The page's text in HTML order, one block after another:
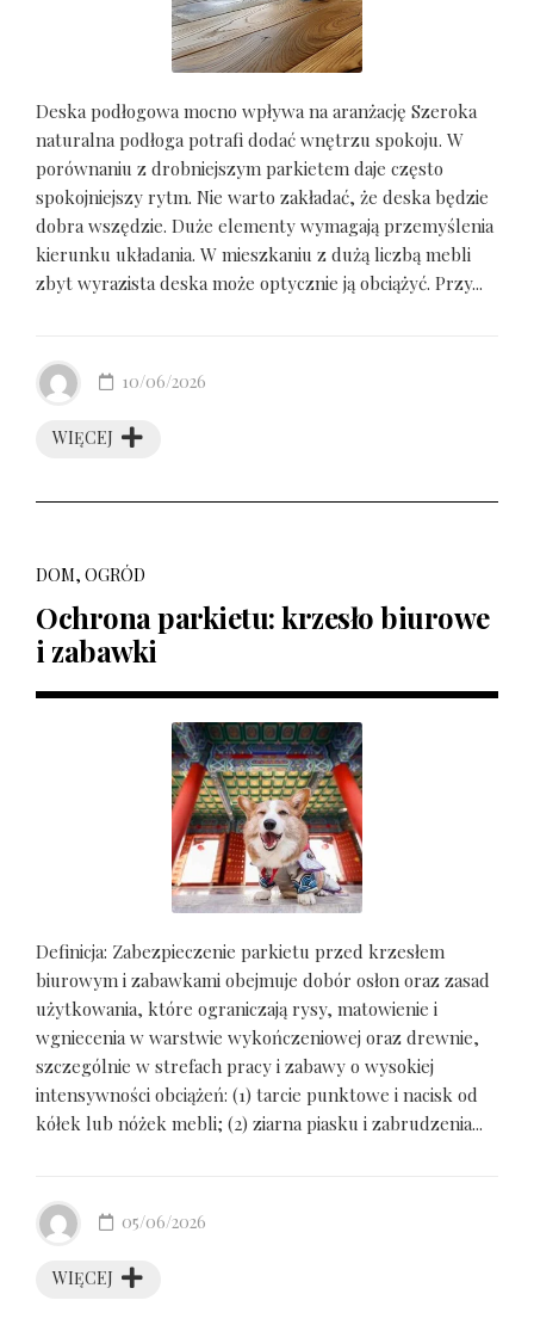
Deska podłogowa mocno wpływa na aranżację Szeroka
naturalna podłoga potrafi dodać wnętrzu spokoju. W
porównaniu z drobniejszym parkietem daje często
spokojniejszy rytm. Nie warto zakładać, że deska będzie
dobra wszędzie. Duże elementy wymagają przemyślenia
kierunku układania. W mieszkaniu z dużą liczbą mebli
zbyt wyrazista deska może optycznie ją obciążyć. Przy...
WIĘCEJ
10/06/2026
DOM, OGRÓD
Ochrona parkietu: krzesło biurowe
i zabawki
Definicja: Zabezpieczenie parkietu przed krzesłem
biurowym i zabawkami obejmuje dobór osłon oraz zasad
użytkowania, które ograniczają rysy, matowienie i
wgniecenia w warstwie wykończeniowej oraz drewnie,
szczególnie w strefach pracy i zabawy o wysokiej
intensywności obciążeń: (1) tarcie punktowe i nacisk od
kółek lub nóżek mebli; (2) ziarna piasku i zabrudzenia...
WIĘCEJ
05/06/2026